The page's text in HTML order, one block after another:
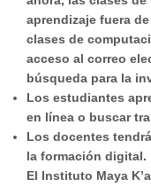
aprendizaje fuera
clases de
acceso al correo
búsqueda para la
Los estudiantes
en línea o buscar
Los docentes
la formación digital.
El Instituto Maya